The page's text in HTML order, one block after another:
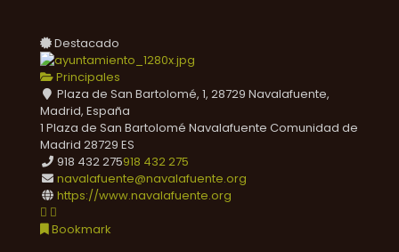
Destacado
Principales
Plaza de San Bartolomé, 1, 28729 Navalafuente,
Madrid, España
1 Plaza de San Bartolomé Navalafuente Comunidad de
Madrid 28729 ES
918 432 275918 432 275
navalafuente@navalafuente.org
https://www.navalafuente.org
Bookmark